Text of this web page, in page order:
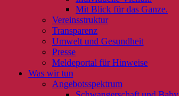
Mit Blick für das Ganze.
Vereinsstruktur
Transparenz
Umwelt und Gesundheit
Presse
Meldeportal für Hinweise
Was wir tun
Angebotsspektrum